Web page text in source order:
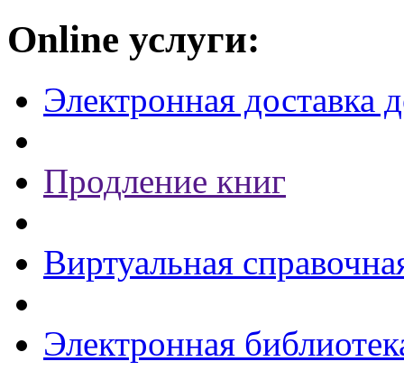
Online услуги:
Электронная доставка
Продление книг
Виртуальная
Электронная